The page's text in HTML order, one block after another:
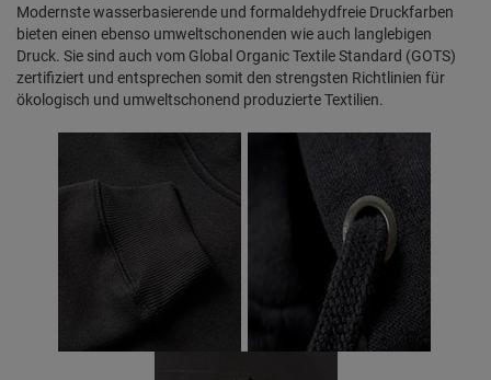
Modernste wasserbasierende und formaldehydfreie Druckfarben
bieten einen ebenso umweltschonenden wie auch langlebigen
Druck. Sie sind auch vom Global Organic Textile Standard (GOTS)
zertifiziert und entsprechen somit den strengsten Richtlinien für
ökologisch und umweltschonend produzierte Textilien.